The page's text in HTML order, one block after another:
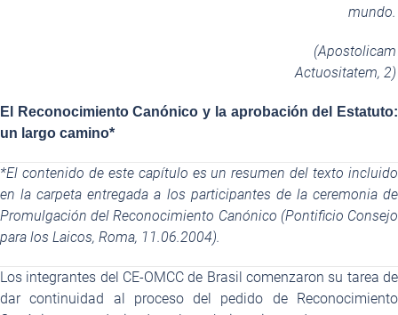
mundo.
(Apostolicam
Actuositatem, 2)
El Reconocimiento Canónico y la aprobación del
Estatuto:
un largo camino*
*El contenido de este capítulo es un resumen del texto incluido
en la carpeta entregada a los participantes de la ceremonia de
Promulgación del Reconocimiento Canónico (Pontificio Consejo
para los Laicos, Roma, 11.06.2004).
Los integrantes del CE-OMCC de Brasil comenzaron su tarea de
dar continuidad al proceso del pedido de Reconocimiento